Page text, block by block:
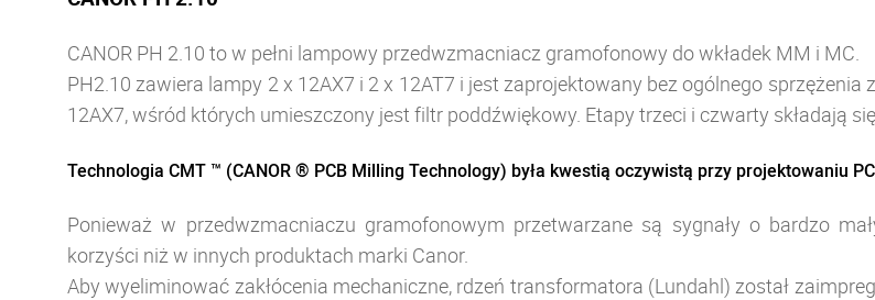
CANOR PH 2.10 to w pełni lampowy przedwzmacniacz gramofonowy do wkładek MM i MC.
PH2.10 zawiera lampy 2 x 12AX7 i 2 x 12AT7 i jest zaprojektowany bez ogólnego
12AX7, wśród których umieszczony jest filtr poddźwiękowy. Etapy trzeci i czwarty składają
Technologia CMT ™ (CANOR ® PCB Milling Technology) była kwestią oczywistą przy projektowaniu
Ponieważ w przedwzmacniaczu gramofonowym przetwarzane są sygnały o bardzo
korzyści niż w innych produktach marki Canor.
Aby wyeliminować zakłócenia mechaniczne, rdzeń transformatora (Lundahl) został